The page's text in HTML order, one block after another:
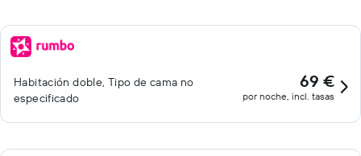
Habitación doble, Tipo de cama no
especificado
69 €
por noche, incl. tasas